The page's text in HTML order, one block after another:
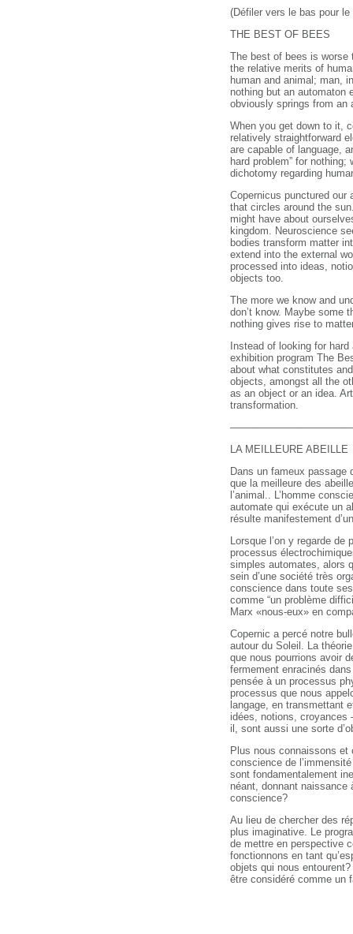
(Défiler vers le bas pour le
THE BEST OF BEES
The best of bees is worse
the relative merits of
human and animal; man,
nothing but an automaton
obviously springs from an
When you get down to it,
relatively straightforward
are capable of language,
hard problem” for
dichotomy regarding
Copernicus punctured our
that circles around the
might have about
kingdom. Neuroscience
bodies transform matter
extend into the external
processed into ideas,
objects too.
The more we know and
don’t know. Maybe some
nothing gives rise to
Instead of looking for
exhibition program The
about what constitutes
objects, amongst all the
as an object or an idea.
transformation.
LA MEILLEURE ABEILLE
Dans un fameux passage
que la meilleure des
l’animal.. L’homme
automate qui exécute un
résulte manifestement
Lorsque l’on y regarde de
processus
simples automates, alors
sein d’une société très
conscience dans toute
comme “un problème
Marx «nous-eux» en
Copernic a percé notre
autour du Soleil. La
que nous pourrions avoir
fermement enracinés
pensée à un processus
processus que nous
langage, en transmettant
idées, notions, croyances
il, sont aussi une sorte
Plus nous connaissons et
conscience de
sont fondamentalement
néant, donnant
conscience?
Au lieu de chercher des
plus imaginative. Le
de mettre en perspective
fonctionnons en tant
objets qui nous
être considéré comme un